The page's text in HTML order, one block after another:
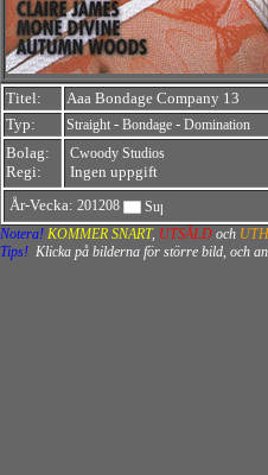
Titel:
Aaa Bondage Company 13
Typ:
Straight - Bondage - Domination
Bolag:
Regi:
Cwoody Studios
Ingen uppgift
År-Vecka: 201208
Notera! KOMMER SNART, UTSÅLD och
Tips! Klicka på bilderna för större bild, och